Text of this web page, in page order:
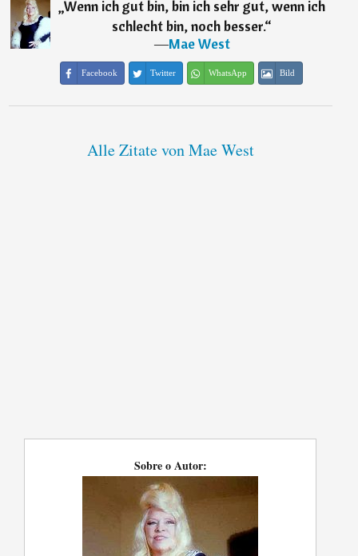
„Wenn ich gut bin, bin ich sehr gut, wenn ich
schlecht bin, noch besser.“
―Mae West
Facebook Twitter WhatsApp Bild
Alle Zitate von Mae West
Sobre o Autor: